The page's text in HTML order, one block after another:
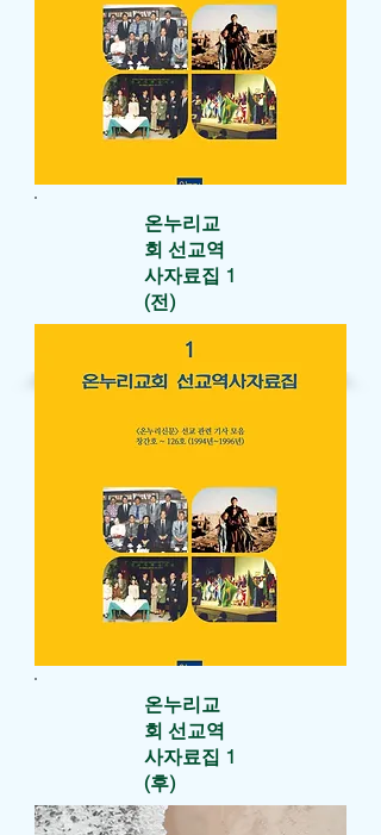
​온누리교
회 선교역
사자료집 1
(전)
​온누리교
회 선교역
사자료집 1
(후)